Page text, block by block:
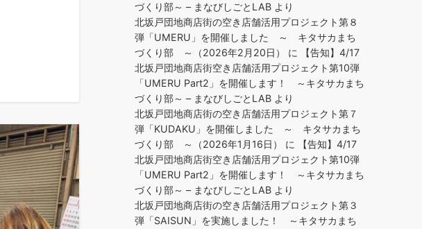
づくり部～ – まなびしごとLAB より
北坂戸団地商店街の空き店舗活用プロジェクト第８
弾「UMERU」を開催しました ～ キタサカまち
づくり部 ～（2026年2月20日）
に
【告知】4/17
北坂戸団地商店街空き店舗活用プロジェクト第10弾
「UMERU Part2」を開催します！ ～キタサカまち
づくり部～ – まなびしごとLAB より
北坂戸団地商店街の空き店舗活用プロジェクト第７
弾「KUDAKU」を開催しました ～ キタサカまち
づくり部 ～（2026年1月16日）
に
【告知】4/17
北坂戸団地商店街空き店舗活用プロジェクト第10弾
「UMERU Part2」を開催します！ ～キタサカまち
づくり部～ – まなびしごとLAB より
北坂戸団地商店街の空き店舗活用プロジェクト第３
弾「SAISUN」を実施しました！ ～キタサカまち